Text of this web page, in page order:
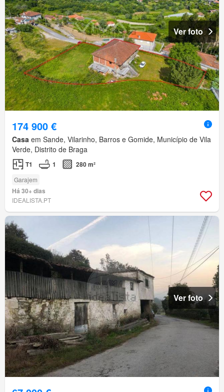
Ver foto
174 900 €
Casa em Sande, Vilarinho, Barros e Gomide, Município de Vila
Verde, Distrito de Braga
T1 1 280 m²
Garajem
Há 30+ dias
IDEALISTA.PT
Ver foto